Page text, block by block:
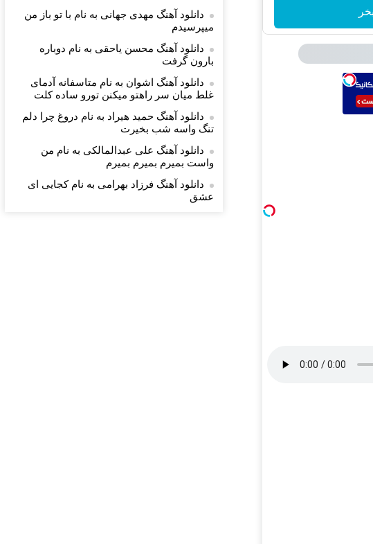
دانلود آهنگ مهدی جهانی به نام با تو باز من
میپرسیدم
دانلود آهنگ محسن یاحقی به نام دوباره
بارون گرفت
دانلود آهنگ اشوان به نام متاسفانه آدمای
غلط میان سر راهتو میکنن تورو ساده کلت
دانلود آهنگ حمید هیراد به نام دروغ چرا دلم
تنگ واسه شب بخیرت
دانلود آهنگ علی عبدالمالکی به نام من
واست بمیرم بمیرم بمیرم
دانلود آهنگ فرزاد بهرامی به نام کجایی ای
عشق